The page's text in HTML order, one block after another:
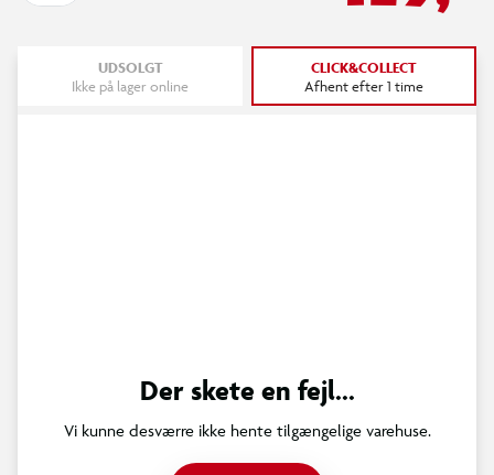
UDSOLGT
Ikke på lager online
CLICK&COLLECT
Afhent efter 1 time
Der skete en fejl...
Vi kunne desværre ikke hente tilgængelige varehuse.